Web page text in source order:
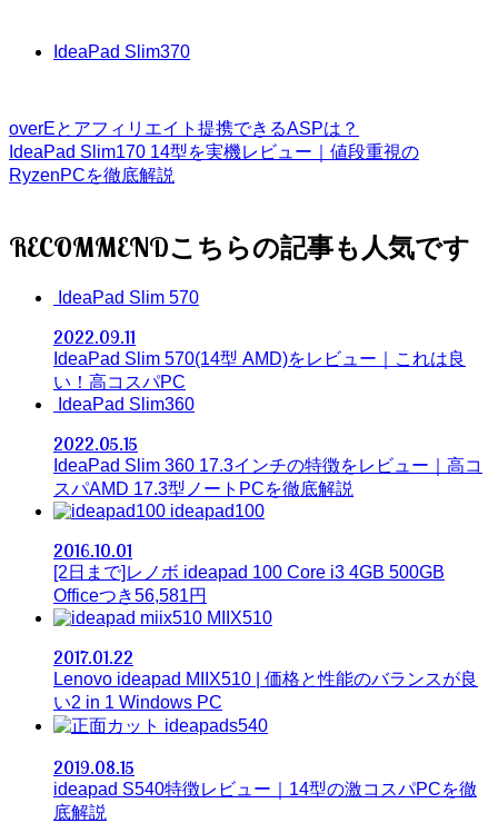
IdeaPad Slim370
overEとアフィリエイト提携できるASPは？
IdeaPad Slim170 14型を実機レビュー｜値段重視の
RyzenPCを徹底解説
RECOMMEND
IdeaPad Slim 570
2022.09.11
IdeaPad Slim 570(14型 AMD)をレビュー｜これは良
い！高コスパPC
IdeaPad Slim360
2022.05.15
IdeaPad Slim 360 17.3インチの特徴をレビュー｜高コ
スパAMD 17.3型ノートPCを徹底解説
ideapad100
2016.10.01
[2日まで]レノボ ideapad 100 Core i3 4GB 500GB
Officeつき56,581円
MIIX510
2017.01.22
Lenovo ideapad MIIX510 | 価格と性能のバランスが良
い2 in 1 Windows PC
ideapads540
2019.08.15
ideapad S540特徴レビュー｜14型の激コスパPCを徹
底解説